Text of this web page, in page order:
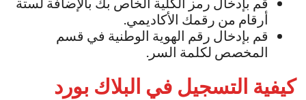
أرقام من رقمك الأكاديمي.
قم بإدخال رقم الهوية الوطنية في قسم
المخصص لكلمة السر.
كيفية التسجيل في البلاك بورد